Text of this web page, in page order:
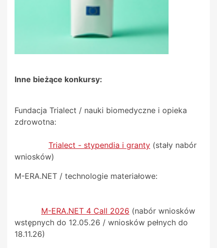
Inne bieżące konkursy:
Fundacja Trialect / nauki biomedyczne i opieka
zdrowotna:
Trialect - stypendia i granty (stały nabór
wniosków)
M-ERA.NET / technologie materiałowe:
M-ERA.NET 4 Call 2026 (nabór wniosków
wstępnych do 12.05.26 / wniosków pełnych do
18.11.26)